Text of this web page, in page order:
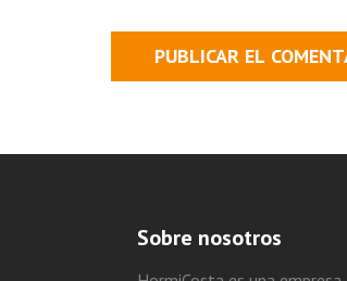
Sobre nosotros